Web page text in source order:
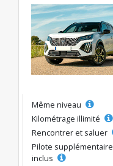
Même niveau
Kilométrage illimité
Rencontrer et saluer
Pilote supplémentaire
inclus